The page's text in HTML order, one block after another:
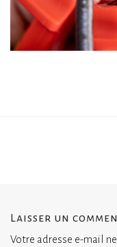
Laisser un
Votre adresse e-mail